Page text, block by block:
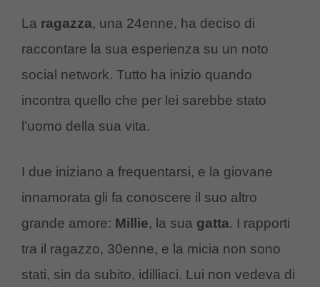
La ragazza, una 24enne, ha deciso di
raccontare la sua esperienza su un noto
social network. Tutto ha inizio quando
incontra quello che per lei sarebbe stato
l’uomo della sua vita.
I due iniziano a frequentarsi, e la giovane
innamorata gli fa conoscere il suo altro
grande amore: Millie, la sua gatta. I rapporti
tra il ragazzo, 30enne, e la micia non sono
stati, sin da subito, idilliaci. Lui non vedeva di